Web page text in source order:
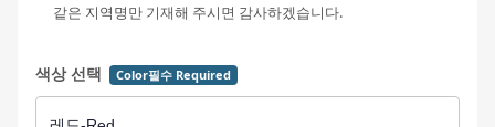
같은 지역명만 기재해 주시면 감사하겠습니다.
색상 선택 Color필수 Required